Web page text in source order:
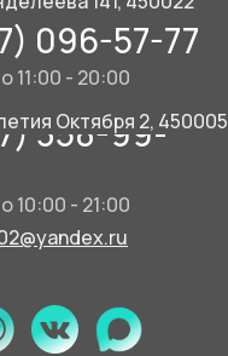
096-57-77
Октября 2, 450005
358-99-
10:00 - 21:00
11:00 - 20:00